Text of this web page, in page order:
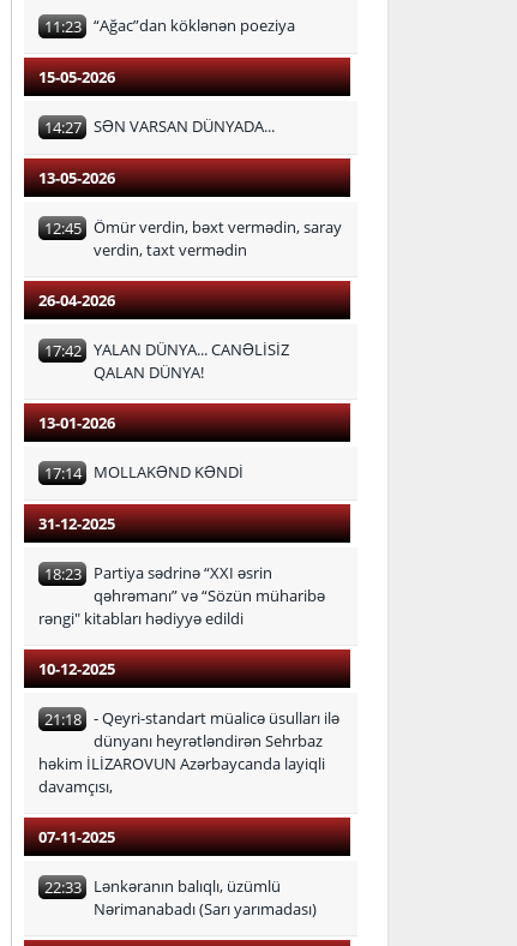
11:23 “Ağac”dan köklənən poeziya
15-05-2026
14:27 SƏN VARSAN DÜNYADA...
13-05-2026
12:45 Ömür verdin, bəxt vermədin, saray
verdin, taxt vermədin
26-04-2026
17:42 YALAN DÜNYA... CANƏLİSİZ
QALAN DÜNYA!
13-01-2026
17:14 MOLLAKƏND KƏNDİ
31-12-2025
18:23
Partiya sədrinə “XXI əsrin
qəhrəmanı” və “Sözün müharibə
rəngi" kitabları hədiyyə edildi
10-12-2025
21:18 - Qeyri-standart müalicə üsulları ilə
dünyanı heyrətləndirən Sehrbaz
həkim İLİZAROVUN Azərbaycanda layiqli
davamçısı,
07-11-2025
22:33
Lənkəranın balıqlı, üzümlü
Nərimanabadı (Sarı yarımadası)